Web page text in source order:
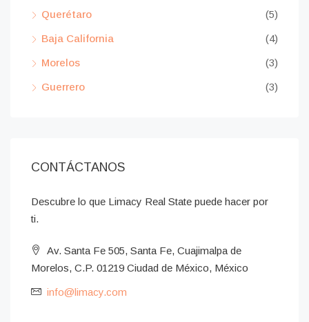
Querétaro (5)
Baja California (4)
Morelos (3)
Guerrero (3)
CONTÁCTANOS
Descubre lo que Limacy Real State puede hacer por
ti.
Av. Santa Fe 505, Santa Fe, Cuajimalpa de
Morelos, C.P. 01219 Ciudad de México, México
info@limacy.com